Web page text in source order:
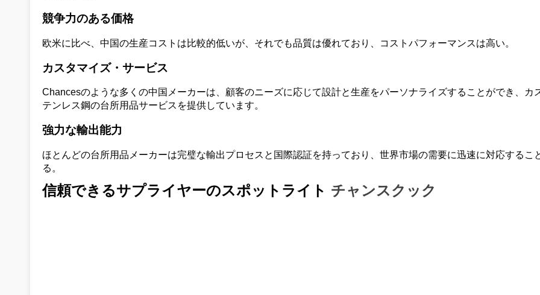
競争力のある価格
欧米に比べ、中国の生産コストは比較的低いが、それでも品質は優れており、コストパフォーマンスは高い。
カスタマイズ・サービス
Chancesのような多くの中国メーカーは、顧客のニーズに応じて設計と生産をパーソナライズすることができ、カ
テンレス鋼の台所用品サービスを提供しています。
強力な輸出能力
ほとんどの台所用品メーカーは完璧な輸出プロセスと国際認証を持っており、世界市場の需要に迅速に対応するこ
る。
信頼できるサプライヤーのスポットライト チャンスクック